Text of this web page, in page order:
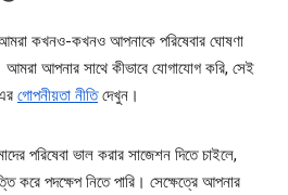
কখনও-কখনও আপনাকে পরিষেবার ঘোষণা
আপনার সাথে কীভাবে যোগাযোগ করি, সেই
গোপনীয়তা নীতিদেখুন।
পরিষেবা ভাল করার সাজেশন দিতে চাইলে,
করে পদক্ষেপ নিতে পারি। সেক্ষেত্রে আপনার